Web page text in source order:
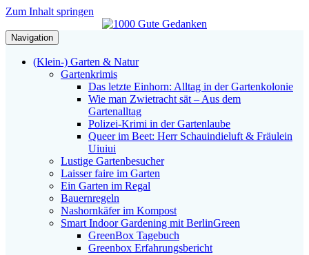
Zum Inhalt springen
Navigation
(Klein-) Garten & Natur
Gartenkrimis
Das letzte Einhorn: Alltag in der Gartenkolonie
Wie man Zwietracht sät – Aus dem
Gartenalltag
Polizei-Krimi in der Gartenlaube
Queer im Beet: Herr Schauindieluft & Fräulein
Uiuiui
Lustige Gartenbesucher
Laisser faire im Garten
Ein Garten im Regal
Bauernregeln
Nashornkäfer im Kompost
Smart Indoor Gardening mit BerlinGreen
GreenBox Tagebuch
Greenbox Erfahrungsbericht